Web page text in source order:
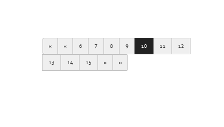
First Previous
6 7 8 9 10 11 12
13 14 15 Next Last